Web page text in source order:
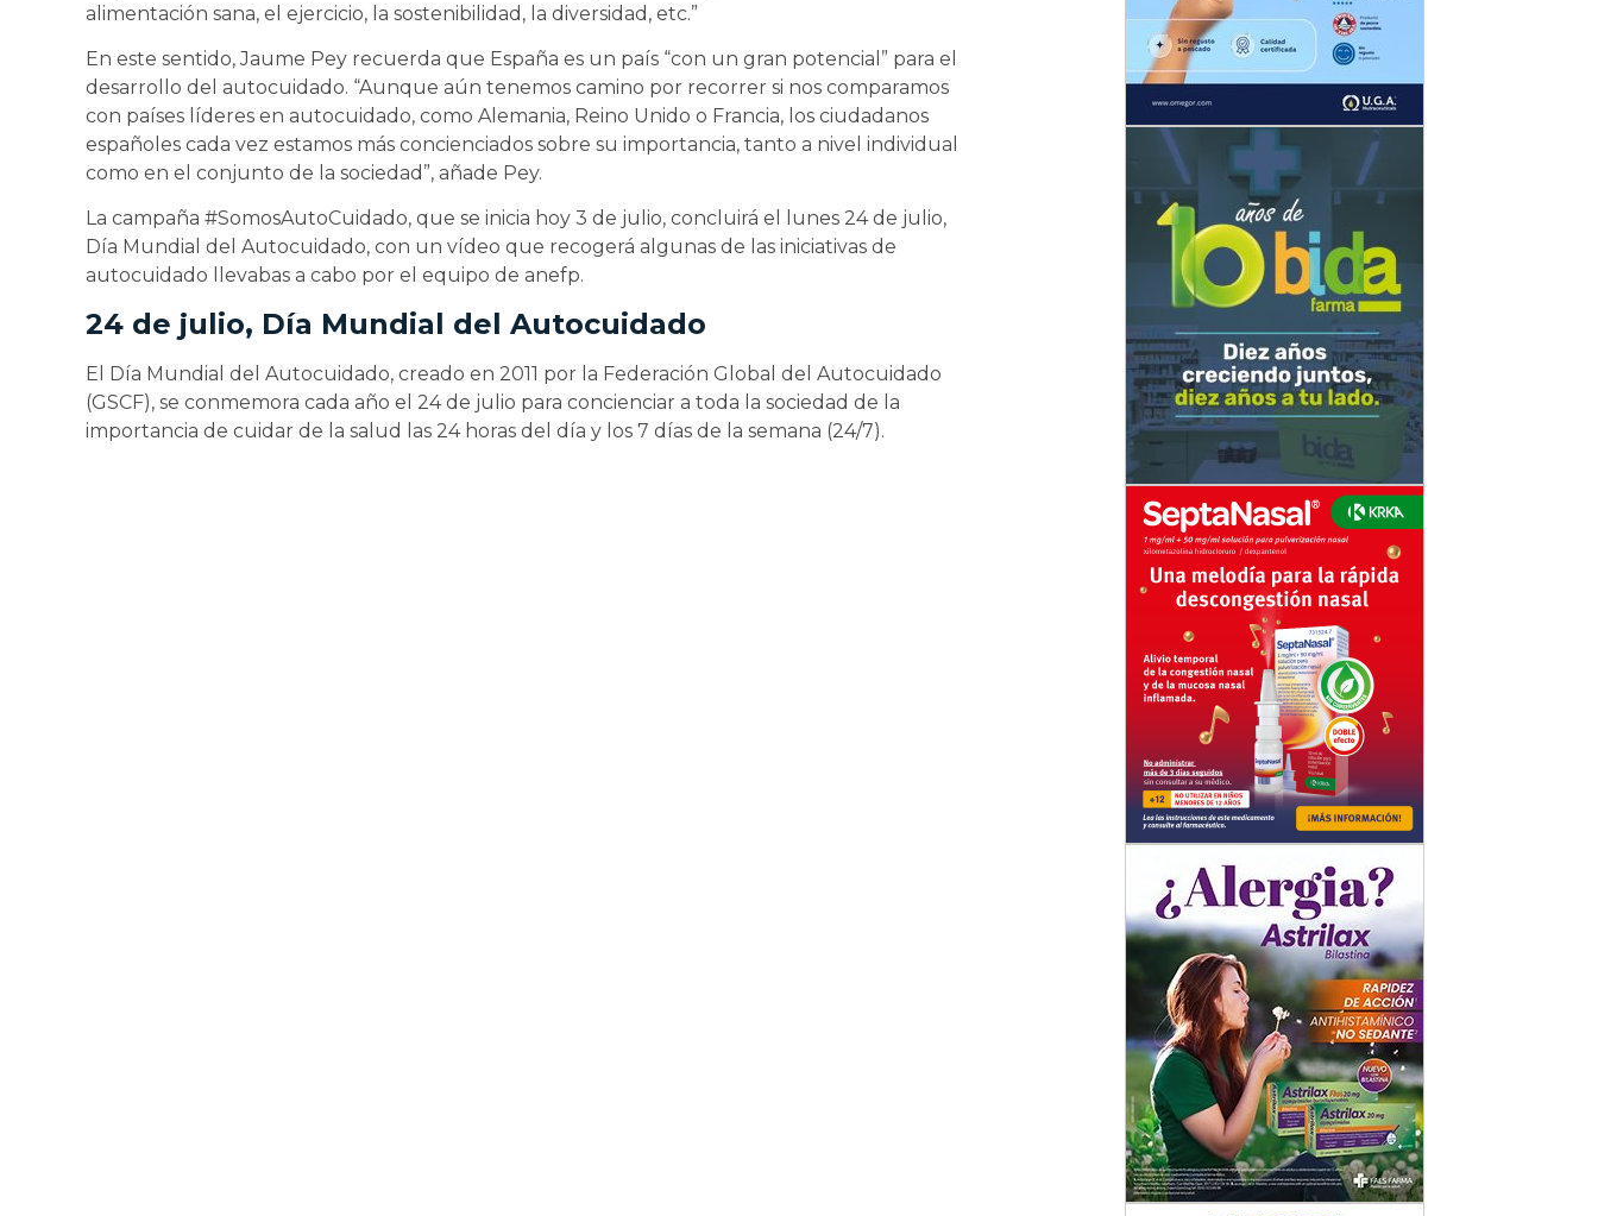
alimentación sana, el ejercicio, la sostenibilidad, la diversidad, etc.”
En este sentido, Jaume Pey recuerda que España es un país “con un gran potencial” para el
desarrollo del autocuidado. “Aunque aún tenemos camino por recorrer si nos comparamos
con países líderes en autocuidado, como Alemania, Reino Unido o Francia, los ciudadanos
españoles cada vez estamos más concienciados sobre su importancia, tanto a nivel individual
como en el conjunto de la sociedad”, añade Pey.
La campaña #SomosAutoCuidado, que se inicia hoy 3 de julio, concluirá el lunes 24 de julio,
Día Mundial del Autocuidado, con un vídeo que recogerá algunas de las iniciativas de
autocuidado llevabas a cabo por el equipo de anefp.
24 de julio, Día Mundial del Autocuidado
El Día Mundial del Autocuidado, creado en 2011 por la Federación Global del Autocuidado
(GSCF), se conmemora cada año el 24 de julio para concienciar a toda la sociedad de la
importancia de cuidar de la salud las 24 horas del día y los 7 días de la semana (24/7).